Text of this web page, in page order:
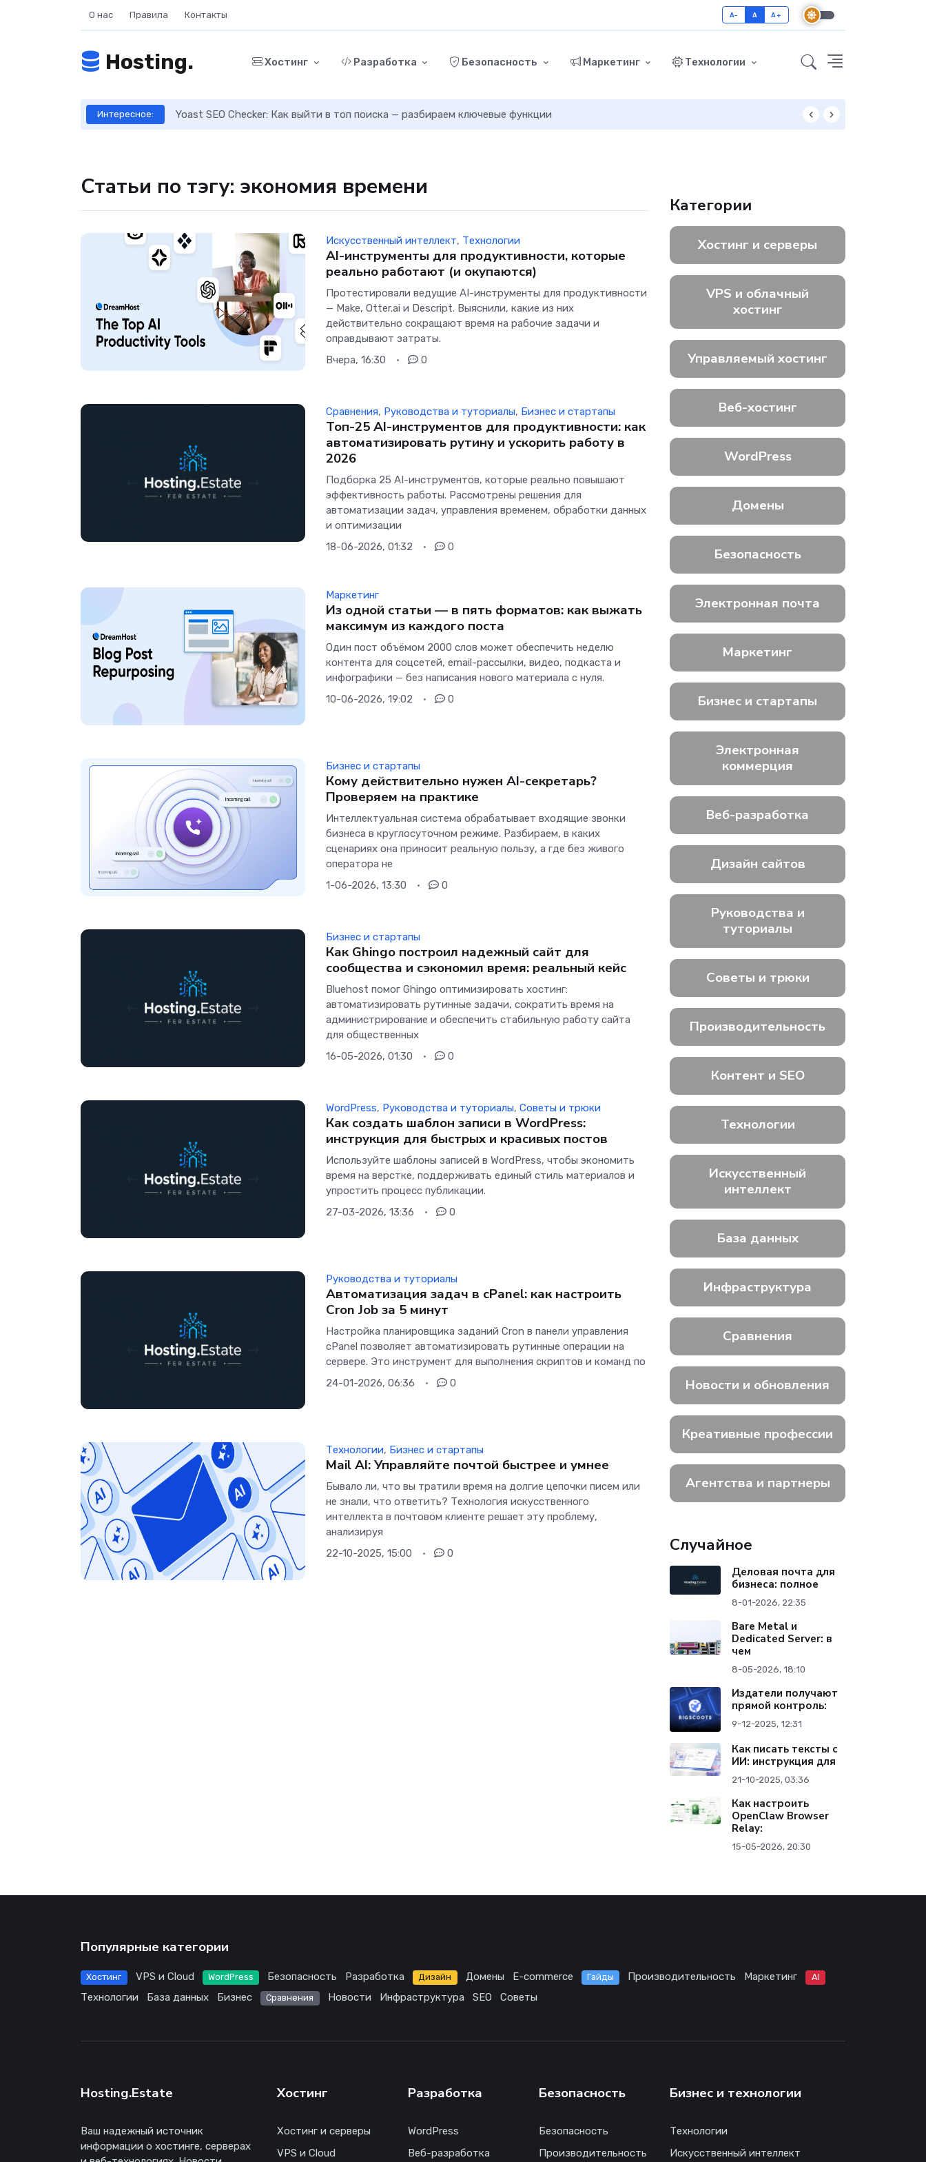
О нас Правила Контакты A- A A+
Hosting. Хостинг Разработка Безопасность Маркетинг Технологии
Интересное: Yoast SEO Checker: Как выйти в топ поиска — разбираем ключевые функции
Статьи по тэгу: экономия времени
Искусственный интеллект, Технологии
AI-инструменты для продуктивности, которые
реально работают (и окупаются)
Протестировали ведущие AI-инструменты для продуктивности
— Make, Otter.ai и Descript. Выяснили, какие из них
действительно сокращают время на рабочие задачи и
оправдывают затраты.
Вчера, 16:30
0
Сравнения, Руководства и туториалы, Бизнес и стартапы
Топ-25 AI-инструментов для продуктивности: как
автоматизировать рутину и ускорить работу в
2026
Подборка 25 AI-инструментов, которые реально повышают
эффективность работы. Рассмотрены решения для
автоматизации задач, управления временем, обработки данных
и оптимизации
18-06-2026, 01:32
0
Маркетинг
Из одной статьи — в пять форматов: как выжать
максимум из каждого поста
Один пост объёмом 2000 слов может обеспечить неделю
контента для соцсетей, email-рассылки, видео, подкаста и
инфографики — без написания нового материала с нуля.
10-06-2026, 19:02
0
Бизнес и стартапы
Кому действительно нужен AI-секретарь?
Проверяем на практике
Интеллектуальная система обрабатывает входящие звонки
бизнеса в круглосуточном режиме. Разбираем, в каких
сценариях она приносит реальную пользу, а где без живого
оператора не
1-06-2026, 13:30
0
Бизнес и стартапы
Как Ghingo построил надежный сайт для
сообщества и сэкономил время: реальный кейс
Bluehost помог Ghingo оптимизировать хостинг:
автоматизировать рутинные задачи, сократить время на
администрирование и обеспечить стабильную работу сайта
для общественных
16-05-2026, 01:30
0
WordPress, Руководства и туториалы,Советы и трюки
Как создать шаблон записи в WordPress:
инструкция для быстрых и красивых постов
Используйте шаблоны записей в WordPress, чтобы экономить
время на верстке, поддерживать единый стиль материалов и
упростить процесс публикации.
27-03-2026, 13:36
0
Руководства и туториалы
Автоматизация задач в cPanel: как настроить
Cron Job за 5 минут
Настройка планировщика заданий Cron в панели управления
cPanel позволяет автоматизировать рутинные операции на
сервере. Это инструмент для выполнения скриптов и команд по
24-01-2026, 06:36
0
Технологии, Бизнес и стартапы
Mail AI: Управляйте почтой быстрее и умнее
Бывало ли, что вы тратили время на долгие цепочки писем или
не знали, что ответить? Технология искусственного
интеллекта в почтовом клиенте решает эту проблему,
анализируя
22-10-2025, 15:00
0
Категории
Хостинг и серверы
VPS и облачный
хостинг
Управляемый хостинг
Веб-хостинг
WordPress
Домены
Безопасность
Электронная почта
Маркетинг
Бизнес и стартапы
Электронная
коммерция
Веб-разработка
Дизайн сайтов
Руководства и
туториалы
Советы и трюки
Производительность
Контент и SEO
Технологии
Искусственный
интеллект
База данных
Инфраструктура
Сравнения
Новости и обновления
Креативные профессии
Агентства и партнеры
Случайное
Деловая почта для
бизнеса: полное
8-01-2026, 22:35
Bare Metal и
Dedicated Server: в
чем
8-05-2026, 18:10
Издатели получают
прямой контроль:
9-12-2025, 12:31
Как писать тексты с
ИИ: инструкция для
21-10-2025, 03:36
Как настроить
OpenClaw Browser
Relay:
15-05-2026, 20:30
Популярные категории
Хостинг VPS и Cloud WordPress Безопасность Разработка Дизайн Домены E-commerce Гайды Производительность Маркетинг AI
Технологии База данных Бизнес Сравнения Новости Инфраструктура SEO Советы
Hosting.Estate
Ваш надежный источник
информации о хостинге, серверах
Хостинг
Хостинг и серверы
VPS и Cloud
Разработка
WordPress
Веб-разработка
Безопасность
Безопасность
Производительность
Бизнес и технологии
Технологии
Искусственный интеллект